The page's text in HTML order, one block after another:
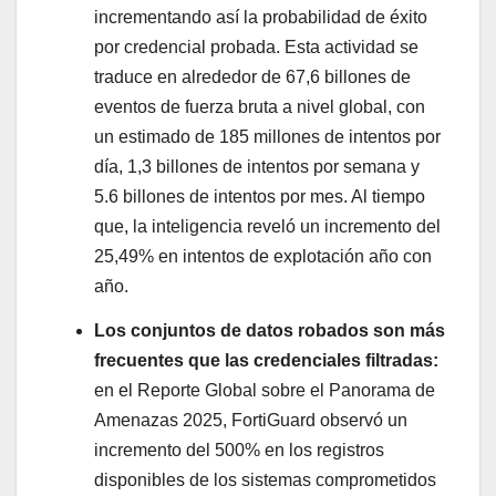
incrementando así la probabilidad de éxito
por credencial probada. Esta actividad se
traduce en alrededor de 67,6 billones de
eventos de fuerza bruta a nivel global, con
un estimado de 185 millones de intentos por
día, 1,3 billones de intentos por semana y
5.6 billones de intentos por mes. Al tiempo
que, la inteligencia reveló un incremento del
25,49% en intentos de explotación año con
año.
Los conjuntos de datos robados son más
frecuentes que las credenciales filtradas:
en el Reporte Global sobre el Panorama de
Amenazas 2025, FortiGuard observó un
incremento del 500% en los registros
disponibles de los sistemas comprometidos